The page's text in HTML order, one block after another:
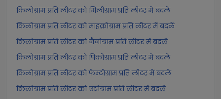
किलोग्राम प्रति लीटर को मिलीग्राम प्रति लीटर में बदलें
किलोग्राम प्रति लीटर को माइक्रोग्राम प्रति लीटर में बदलें
किलोग्राम प्रति लीटर को नैनोग्राम प्रति लीटर में बदलें
किलोग्राम प्रति लीटर को पिकोग्राम प्रति लीटर में बदलें
किलोग्राम प्रति लीटर को फेम्टोग्राम प्रति लीटर में बदलें
किलोग्राम प्रति लीटर को एटोग्राम प्रति लीटर में बदलें